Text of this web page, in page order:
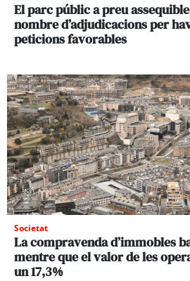
El parc públic a preu
nombre d’adjudicacions per
peticions favorables
Societat
La compravenda d’immobles
mentre que el valor de les
un 17,3%